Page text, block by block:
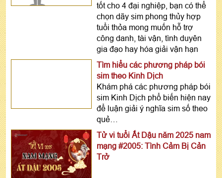
tốt cho 4 đại nghiệp, bạn có thể
chọn dãy sim phong thủy hợp
tuổi thỏa mong muốn hỗ trợ
công danh, tài vận, tình duyên
gia đạo hay hóa giải vận hạn
Tìm hiểu các phương pháp bói
sim theo Kinh Dịch
Khám phá các phương pháp bói
sim Kinh Dịch phổ biến hiện nay
để luận giải ý nghĩa sim số theo
quẻ…
Tử vi tuổi Ất Dậu năm 2025 nam
mạng #2005: Tình Cảm Bị Cản
Trở